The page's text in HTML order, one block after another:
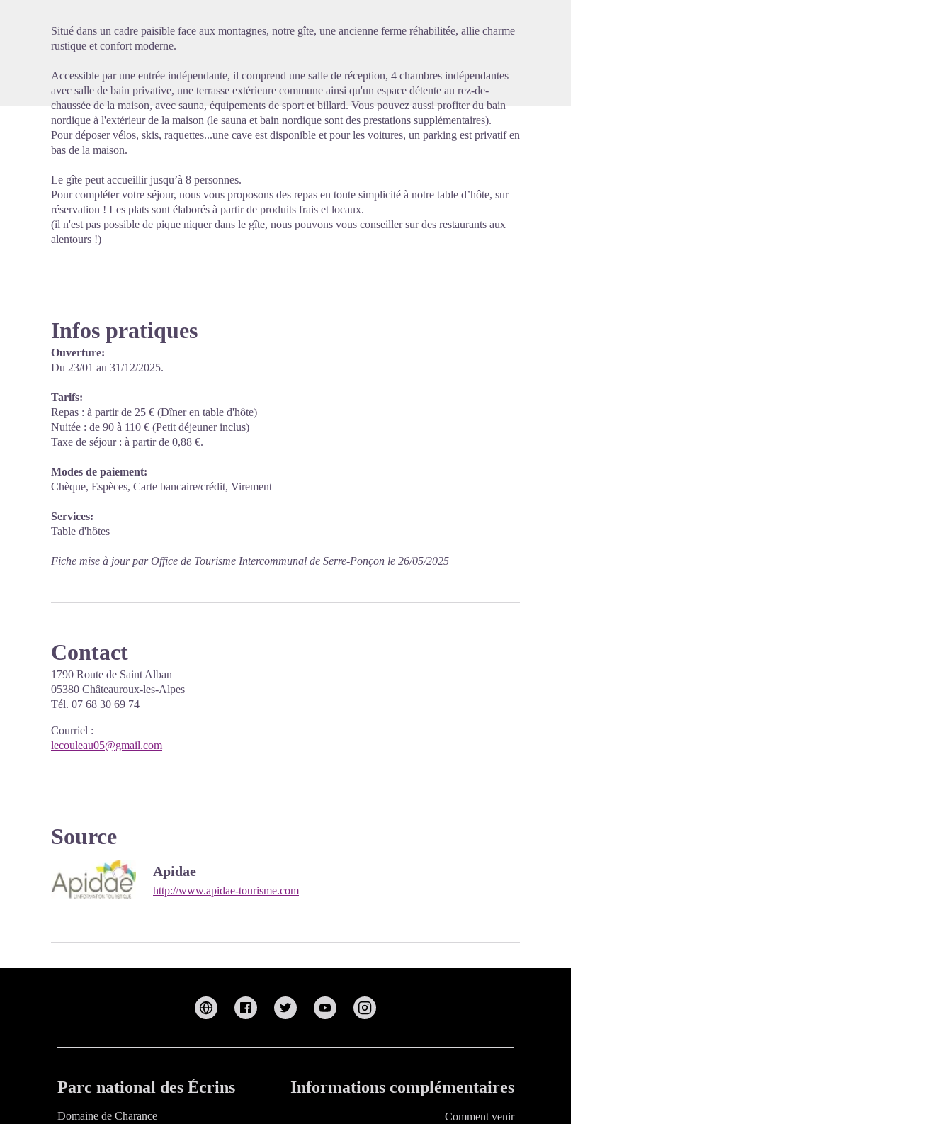
Situé dans un cadre paisible face aux montagnes, notre gîte, une ancienne ferme réhabilitée, allie charme
rustique et confort moderne.
Accessible par une entrée indépendante, il comprend une salle de réception, 4 chambres indépendantes
avec salle de bain privative, une terrasse extérieure commune ainsi qu'un espace détente au rez-de-
chaussée de la maison, avec sauna, équipements de sport et billard. Vous pouvez aussi profiter du bain
nordique à l'extérieur de la maison (le sauna et bain nordique sont des prestations supplémentaires).
Pour déposer vélos, skis, raquettes...une cave est disponible et pour les voitures, un parking est privatif en
bas de la maison.
Le gîte peut accueillir jusqu’à 8 personnes.
Pour compléter votre séjour, nous vous proposons des repas en toute simplicité à notre table d’hôte, sur
réservation ! Les plats sont élaborés à partir de produits frais et locaux.
(il n'est pas possible de pique niquer dans le gîte, nous pouvons vous conseiller sur des restaurants aux
alentours !)
Infos pratiques
Ouverture:
Du 23/01 au 31/12/2025.
Tarifs:
Repas : à partir de 25 € (Dîner en table d'hôte)
Nuitée : de 90 à 110 € (Petit déjeuner inclus)
Taxe de séjour : à partir de 0,88 €.
Modes de paiement:
Chèque, Espèces, Carte bancaire/crédit, Virement
Services:
Table d'hôtes
Fiche mise à jour par Office de Tourisme Intercommunal de Serre-Ponçon le 26/05/2025
Contact
1790 Route de Saint Alban
05380 Châteauroux-les-Alpes
Tél. 07 68 30 69 74
Courriel :
lecouleau05@gmail.com
Source
Apidae
http://www.apidae-tourisme.com
Parc national des Écrins
Domaine de Charance
Informations complémentaires
Comment venir